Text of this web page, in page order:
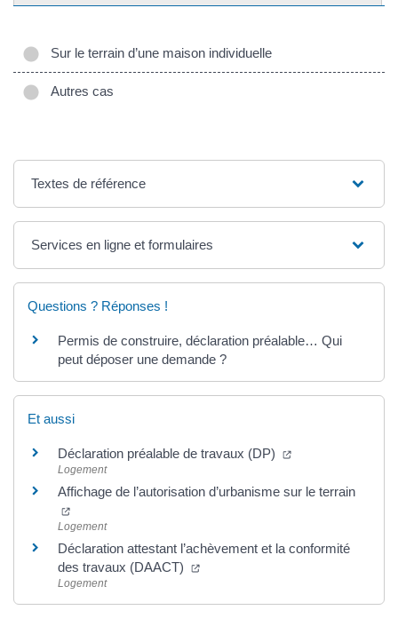
Sur le terrain d’une maison individuelle
Autres cas
Textes de référence
Services en ligne et formulaires
Questions ? Réponses !
Permis de construire, déclaration préalable… Qui
peut déposer une demande ?
Et aussi
Déclaration préalable de travaux (DP) (ouverture dans
Logement
Affichage de l’autorisation d’urbanisme sur le terrain
(ouverture dans un nouvel onglet)
Logement
Déclaration attestant l’achèvement et la conformité
des travaux (DAACT)
(ouverture dans un nouvel onglet)
Logement